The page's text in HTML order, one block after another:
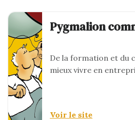
Pygmalion
De la formation et du
mieux vivre en
Voir le site